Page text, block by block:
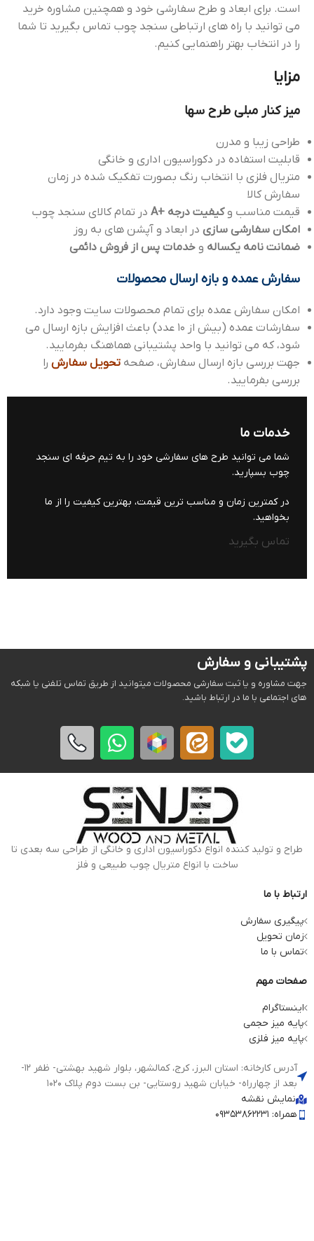
است. برای ابعاد و طرح سفارشی خود و همچنین مشاوره خرید
می توانید با راه های ارتباطی سنجد چوب تماس بگیرید تا شما
را در انتخاب بهتر راهنمایی کنیم.
مزایا
میز کنار مبلی طرح سها
طراحی زیبا و مدرن
قابلیت استفاده در دکوراسیون اداری و خانگی
متریال فلزی با انتخاب رنگ بصورت تفکیک شده در زمان
سفارش کالا
قیمت مناسب وکیفیت درجه +A
در تمام کالای سنجد چوب
امکان سفارشی سازی در ابعاد و آپشن های به روز
ضمانت نامه یکساله و خدمات پس از فروش دائمی
سفارش عمده و بازه ارسال محصولات
امکان سفارش عمده برای تمام محصولات سایت وجود دارد.
سفارشات عمده (بیش از 10 عدد) باعث افزایش بازه ارسال می
شود، که می توانید با واحد پشتیبانی هماهنگ بفرمایید.
جهت بررسی بازه ارسال سفارش، صفحه تحویل سفارش را
بررسی بفرمایید.
خدمات ما
شما می توانید طرح های سفارشی خود را به تیم حرفه ای سنجد
چوب بسپارید.
در کمترین زمان و مناسب ترین قیمت، بهترین کیفیت را از ما
بخواهید.
تماس بگیرید
پشتیبانی و سفارش
جهت مشاوره و یا ثبت سفارشی محصولات میتوانید از طریق تماس تلفنی یا شبکه
های اجتماعی با ما در ارتباط باشید.
طراح و تولید کننده انواع دکوراسیون اداری و خانگی از طراحی سه بعدی تا
ساخت با انواع متریال چوب طبیعی و فلز
ارتباط با ما
پیگیری سفارش
زمان تحویل
تماس با ما
صفحات مهم
اینستاگرام
پایه میز حجمی
پایه میز فلزی
آدرس کارخانه: استان البرز، کرج، کمالشهر، بلوار شهید بهشتی- ظفر 12-
بعد از چهارراه- خیابان شهید روستایی- بن بست دوم پلاک 1020
نمایش نقشه
همراه: 09353862231